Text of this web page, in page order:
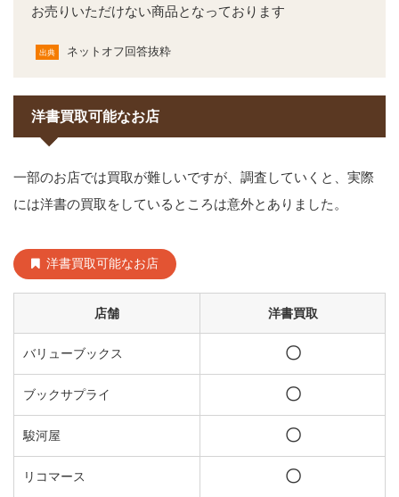
お売りいただけない商品となっております
出典 ネットオフ回答抜粋
洋書買取可能なお店
一部のお店では買取が難しいですが、調査していくと、実際
には洋書の買取をしているところは意外とありました。
洋書買取可能なお店
店舗 洋書買取
バリューブックス 〇
ブックサプライ 〇
駿河屋 〇
リコマース 〇